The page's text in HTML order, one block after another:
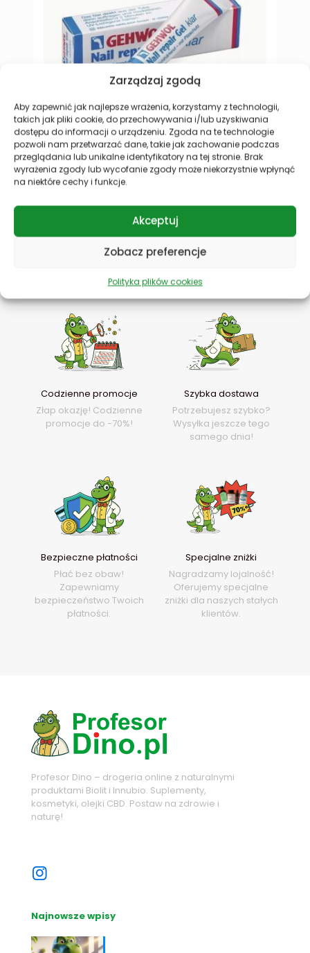
Zarządzaj zgodą
Aby zapewnić jak najlepsze wrażenia, korzystamy z technologii,
takich jak pliki cookie, do przechowywania i/lub uzyskiwania
dostępu do informacji o urządzeniu. Zgoda na te technologie
pozwoli nam przetwarzać dane, takie jak zachowanie podczas
przeglądania lub unikalne identyfikatory na tej stronie. Brak
wyrażenia zgody lub wycofanie zgody może niekorzystnie wpłynąć
na niektóre cechy i funkcje.
Akceptuj
Zobacz preferencje
Polityka plików cookies
Gehwol NAIL REPAIR GEL KLAR żel do rekonstrukcji
Innowacyjny produkt przeznaczony do
rekonstrukcji i naprawy płytki paznokciowej, który
zapewnia skuteczne wsparcie w leczeniu
zniszczonych, łamliwych oraz chorych paznokci.
109,90zł
Dodaj do koszyka
Codzienne promocje
Złap okazję! Codzienne
promocje do -70%!
Szybka dostawa
Potrzebujesz szybko?
Wysyłka jeszcze tego
samego dnia!
Bezpieczne płatności
Płać bez obaw!
Zapewniamy
bezpieczeństwo Twoich
płatności.
Specjalne zniżki
Nagradzamy lojalność!
Oferujemy specjalne
zniżki dla naszych stałych
klientów.
Profesor Dino – drogeria online z naturalnymi
produktami Biolit i Innubio. Suplementy,
kosmetyki, olejki CBD. Postaw na zdrowie i
naturę!
Najnowsze wpisy